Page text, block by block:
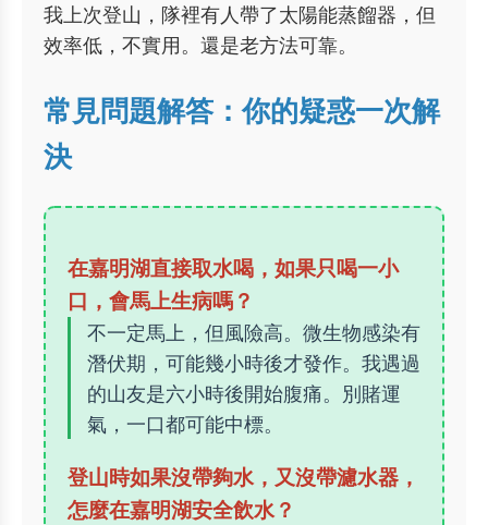
我上次登山，隊裡有人帶了太陽能蒸餾器，但
效率低，不實用。還是老方法可靠。
常見問題解答：你的疑惑一次解
決
在嘉明湖直接取水喝，如果只喝一小
口，會馬上生病嗎？
不一定馬上，但風險高。微生物感染有
潛伏期，可能幾小時後才發作。我遇過
的山友是六小時後開始腹痛。別賭運
氣，一口都可能中標。
登山時如果沒帶夠水，又沒帶濾水器，
怎麼在嘉明湖安全飲水？